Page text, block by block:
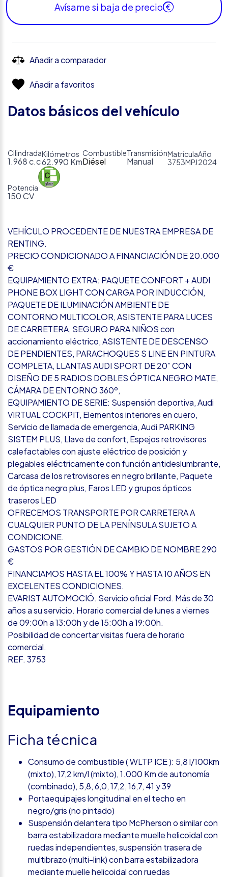
Avísame si baja de precio
Añadir a comparador
Añadir a favoritos
Datos básicos del vehículo
Cilindrada
1.968 c.c
Kilómetros
62.990 Km
Combustible
Diésel
Transmisión
Manual
Matrícula
3753MPJ
Año
2024
Potencia
150 CV
VEHÍCULO PROCEDENTE DE NUESTRA EMPRESA DE
RENTING.
PRECIO CONDICIONADO A FINANCIACIÓN DE 20.000
€
EQUIPAMIENTO EXTRA: PAQUETE CONFORT + AUDI
PHONE BOX LIGHT CON CARGA POR INDUCCIÓN,
PAQUETE DE ILUMINACIÓN AMBIENTE DE
CONTORNO MULTICOLOR, ASISTENTE PARA LUCES
DE CARRETERA, SEGURO PARA NIÑOS con
accionamiento eléctrico, ASISTENTE DE DESCENSO
DE PENDIENTES, PARACHOQUES S LINE EN PINTURA
COMPLETA, LLANTAS AUDI SPORT DE 20” CON
DISEÑO DE 5 RADIOS DOBLES ÓPTICA NEGRO MATE,
CÁMARA DE ENTORNO 360º,
EQUIPAMIENTO DE SERIE: Suspensión deportiva, Audi
VIRTUAL COCKPIT, Elementos interiores en cuero,
Servicio de llamada de emergencia, Audi PARKING
SISTEM PLUS, Llave de confort, Espejos retrovisores
calefactables con ajuste eléctrico de posición y
plegables eléctricamente con función antideslumbrante,
Carcasa de los retrovisores en negro brillante, Paquete
de óptica negro plus, Faros LED y grupos ópticos
traseros LED
OFRECEMOS TRANSPORTE POR CARRETERA A
CUALQUIER PUNTO DE LA PENÍNSULA SUJETO A
CONDICIONE.
GASTOS POR GESTIÓN DE CAMBIO DE NOMBRE 290
€
FINANCIAMOS HASTA EL 100% Y HASTA 10 AÑOS EN
EXCELENTES CONDICIONES.
EVARIST AUTOMOCIÓ. Servicio oficial Ford. Más de 30
años a su servicio. Horario comercial de lunes a viernes
de 09:00h a 13:00h y de 15:00h a 19:00h.
Posibilidad de concertar visitas fuera de horario
comercial.
REF. 3753
Equipamiento
Ficha técnica
Consumo de combustible ( WLTP ICE ): 5,8 l/100km
(mixto), 17,2 km/l (mixto), 1.000 Km de autonomía
(combinado), 5,8, 6,0, 17,2, 16,7, 41 y 39
Portaequipajes longitudinal en el techo en
negro/gris (no pintado)
Suspensión delantera tipo McPherson o similar con
barra estabilizadora mediante muelle helicoidal con
ruedas independientes, suspensión trasera de
multibrazo (multi-link) con barra estabilizadora
mediante muelle helicoidal con ruedas